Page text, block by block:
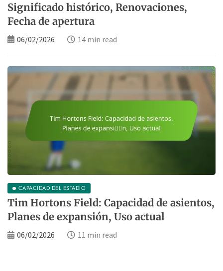
Significado histórico, Renovaciones,
Fecha de apertura
06/02/2026 14 min read
CAPACIDAD DEL ESTADIO
Tim Hortons Field: Capacidad de asientos,
Planes de expansión, Uso actual
06/02/2026 11 min read